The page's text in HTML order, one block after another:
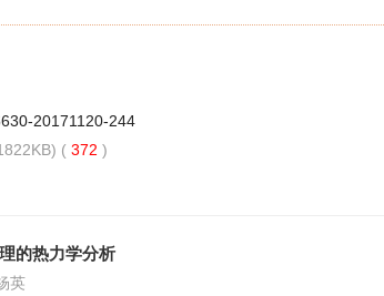
20171120-244
( 372 )
的热力学分析
英